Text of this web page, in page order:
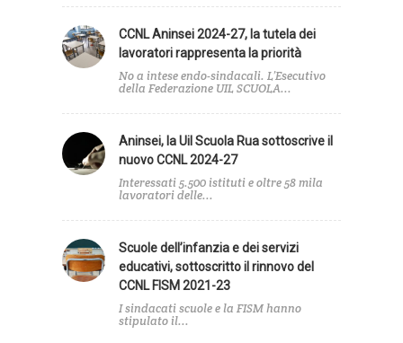
CCNL Aninsei 2024-27, la tutela dei
lavoratori rappresenta la priorità
No a intese endo-sindacali. L’Esecutivo
della Federazione UIL SCUOLA...
Aninsei, la Uil Scuola Rua sottoscrive il
nuovo CCNL 2024-27
Interessati 5.500 istituti e oltre 58 mila
lavoratori delle...
Scuole dell’infanzia e dei servizi
educativi, sottoscritto il rinnovo del
CCNL FISM 2021-23
I sindacati scuole e la FISM hanno
stipulato il...